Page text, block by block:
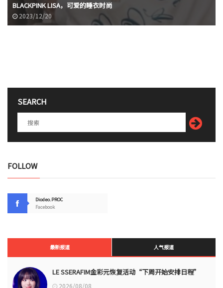
BLACKPINK LISA，可爱的睡衣时尚
2023/12/20
SEARCH
FOLLOW
Diodeo.PROC
Facebook
最新报道 人气报道
LE SSERAFIM金彩元恢复活动“下周开始安排日程”
2026/08/08